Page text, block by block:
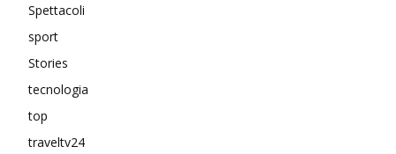
Spettacoli
sport
Stories
tecnologia
top
traveltv24